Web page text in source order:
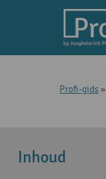
Profi-gids »
Inhoud